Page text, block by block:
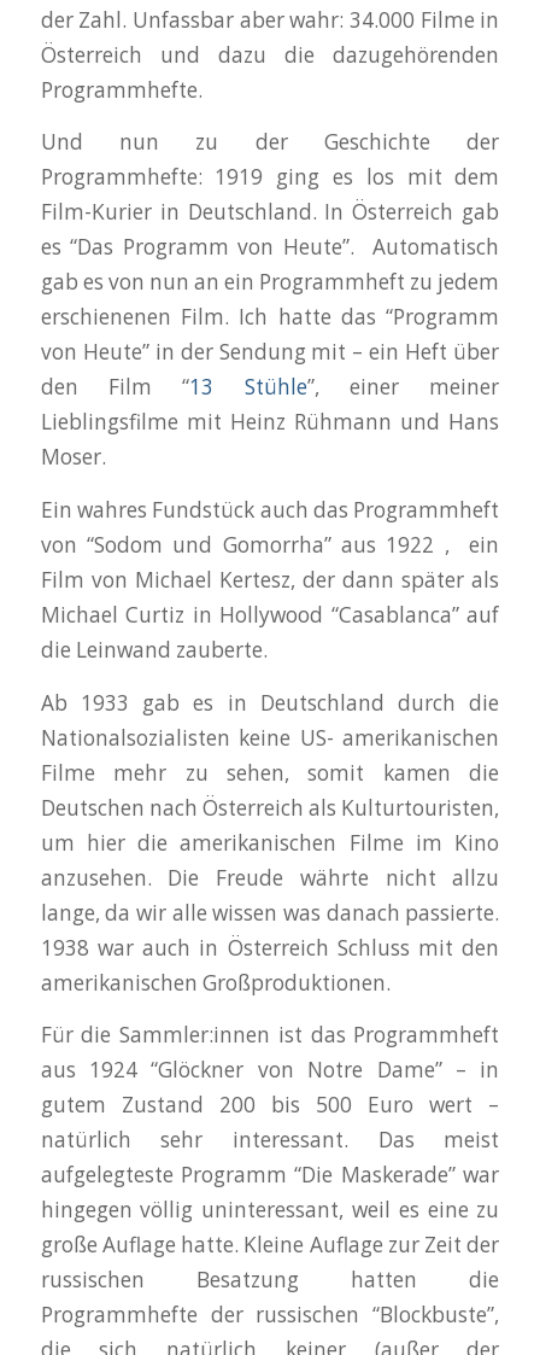
der Zahl. Unfassbar aber wahr: 34.000 Filme in
Österreich und dazu die dazugehörenden
Programmhefte.
Und nun zu der Geschichte der
Programmhefte: 1919 ging es los mit dem
Film-Kurier in Deutschland. In Österreich gab
es “Das Programm von Heute”. Automatisch
gab es von nun an ein Programmheft zu jedem
erschienenen Film. Ich hatte das “Programm
von Heute” in der Sendung mit – ein Heft über
den Film “13 Stühle”, einer meiner
Lieblingsfilme mit Heinz Rühmann und Hans
Moser.
Ein wahres Fundstück auch das Programmheft
von “Sodom und Gomorrha” aus 1922 , ein
Film von Michael Kertesz, der dann später als
Michael Curtiz in Hollywood “Casablanca” auf
die Leinwand zauberte.
Ab 1933 gab es in Deutschland durch die
Nationalsozialisten keine US- amerikanischen
Filme mehr zu sehen, somit kamen die
Deutschen nach Österreich als Kulturtouristen,
um hier die amerikanischen Filme im Kino
anzusehen. Die Freude währte nicht allzu
lange, da wir alle wissen was danach passierte.
1938 war auch in Österreich Schluss mit den
amerikanischen Großproduktionen.
Für die Sammler:innen ist das Programmheft
aus 1924 “Glöckner von Notre Dame” – in
gutem Zustand 200 bis 500 Euro wert –
natürlich sehr interessant. Das meist
aufgelegteste Programm “Die Maskerade” war
hingegen völlig uninteressant, weil es eine zu
große Auflage hatte. Kleine Auflage zur Zeit der
russischen Besatzung hatten die
Programmhefte der russischen “Blockbuste”,